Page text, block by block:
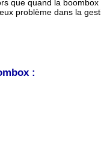
que quand la
problème dans la
: